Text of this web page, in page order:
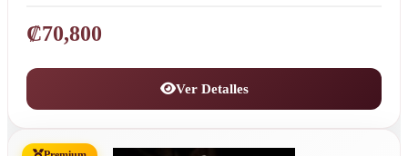
₡70,800
Ver Detalles